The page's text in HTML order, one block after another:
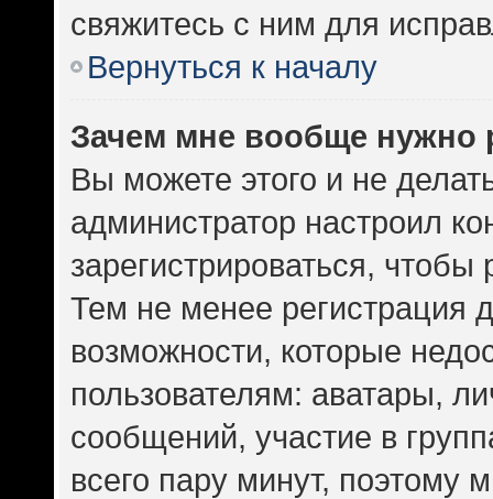
свяжитесь с ним для
Вернуться к началу
Зачем мне вообще нужно
Вы можете этого и не
администратор настроил
зарегистрироваться,
Тем не менее регистрация
возможности, которые
пользователям: аватары,
сообщений, участие в
всего пару минут, поэтому